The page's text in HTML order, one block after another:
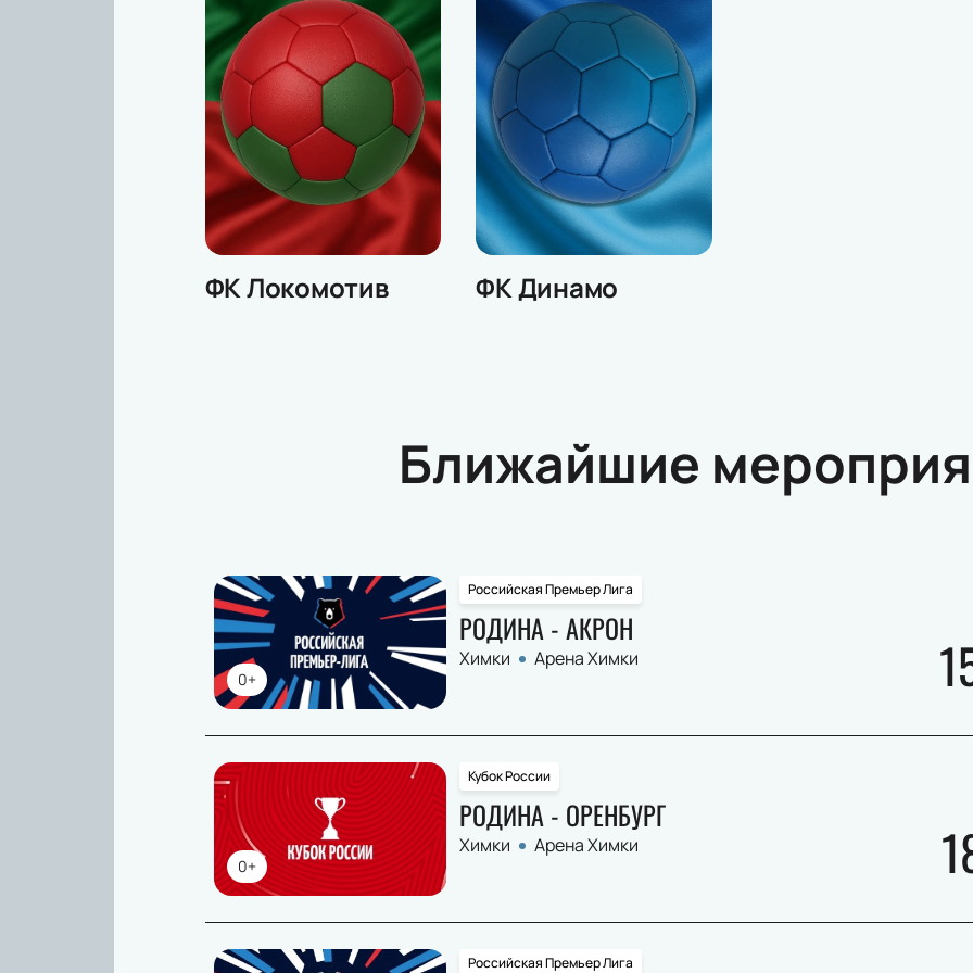
ФК Локомотив ФК Динамо
Ближайшие
0+
Российская Премьер Лига
РОДИНА - АКРОН
Химки Арена Химки
0+
Кубок России
РОДИНА - ОРЕНБУРГ
Химки Арена Химки
Российская Премьер Лига